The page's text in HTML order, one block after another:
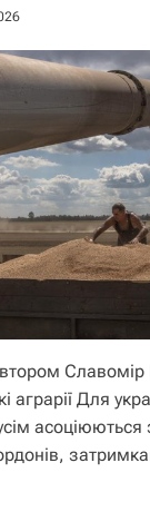
Славомір
аграрії Для